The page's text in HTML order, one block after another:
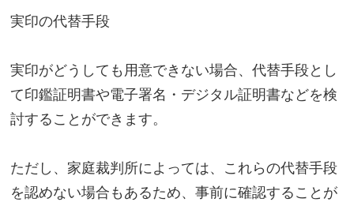
実印の代替手段
実印がどうしても用意できない場合、代替手段とし
て印鑑証明書や電子署名・デジタル証明書などを検
討することができます。
ただし、家庭裁判所によっては、これらの代替手段
を認めない場合もあるため、事前に確認することが